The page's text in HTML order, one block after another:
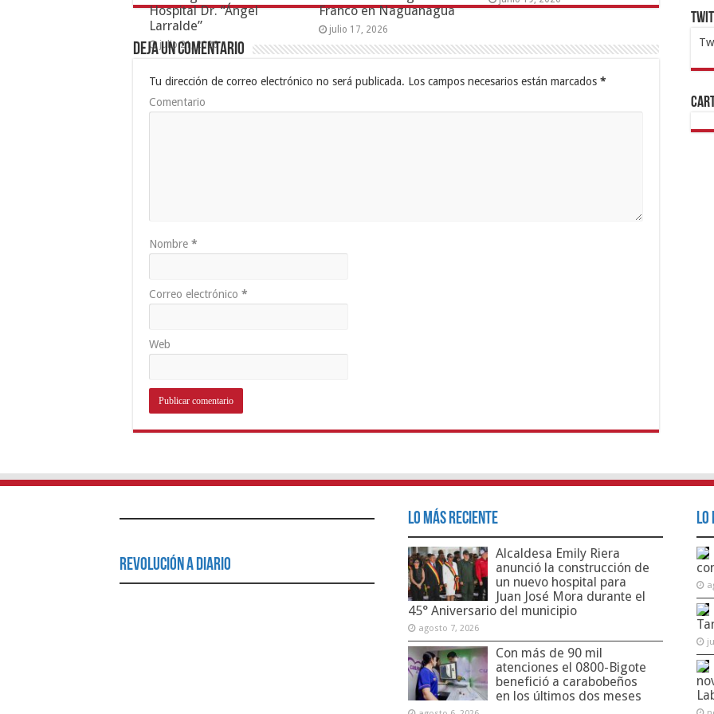
Hospital Dr. “Ángel
Larralde”
julio 21, 2026
Franco en Naguanagua
julio 17, 2026
Deja un comentario
Tu dirección de correo electrónico no será publicada. Los campos necesarios están marcados *
Comentario
Nombre *
Correo electrónico *
Web
Revolución a Diario
Lo Más Reciente
Alcaldesa Emily Riera
anunció la construcción de
un nuevo hospital para
Juan José Mora durante el
45° Aniversario del municipio
agosto 7, 2026
Con más de 90 mil
atenciones el 0800-Bigote
benefició a carabobeños
en los últimos dos meses
Lo